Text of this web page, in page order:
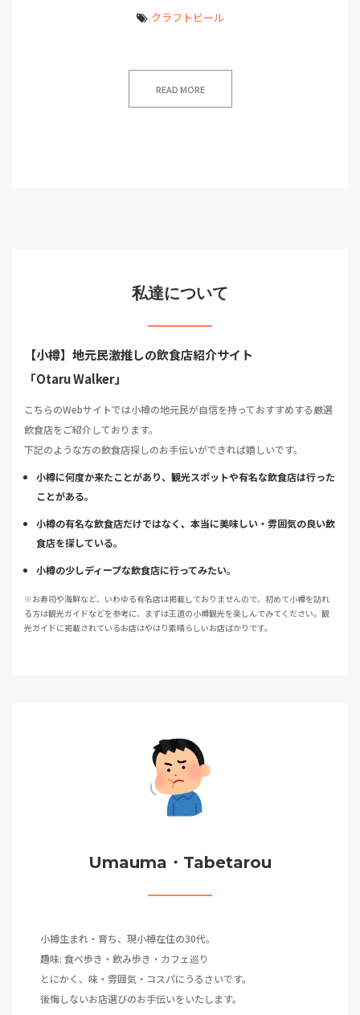
クラフトビール
READ MORE
私達について
【小樽】地元民激推しの飲食店紹介サイト
「Otaru Walker」
こちらのWebサイトでは小樽の地元民が自信を持っておすすめする厳選
飲食店をご紹介しております。
下記のような方の飲食店探しのお手伝いができれば嬉しいです。
小樽に何度か来たことがあり、観光スポットや有名な飲食店は行った
ことがある。
小樽の有名な飲食店だけではなく、本当に美味しい・雰囲気の良い飲
食店を探している。
小樽の少しディープな飲食店に行ってみたい。
※お寿司や海鮮など、いわゆる有名店は掲載しておりませんので、初めて小樽を訪れ
る方は観光ガイドなどを参考に、まずは王道の小樽観光を楽しんでみてください。観
光ガイドに掲載されているお店はやはり素晴らしいお店ばかりです。
Umauma・Tabetarou
小樽生まれ・育ち、現小樽在住の30代。
趣味: 食べ歩き・飲み歩き・カフェ巡り
とにかく、味・雰囲気・コスパにうるさいです。
後悔しないお店選びのお手伝いをいたします。